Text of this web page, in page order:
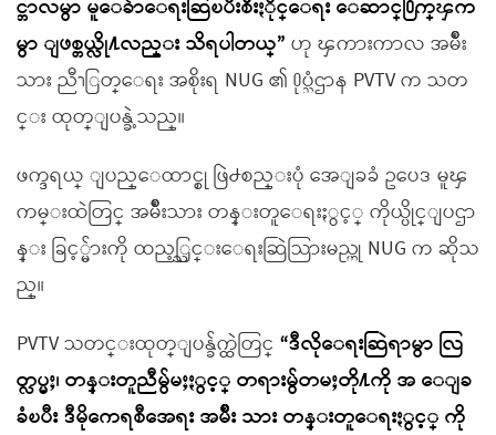
င္ဘာလမွာ မူေခ်ာေရးဆြဲၿပီးစီးႏိုင္ေရး ေဆာင္႐ြက္ၾက
မွာ ျဖစ္တယ္လို႔လည္း သိရပါတယ္” ဟု ၾကားကာလ အမ်ိဳး
သား ညီၫြတ္ေရး အစိုးရ NUG ၏ ႐ုပ္သံဌာန PVTV က သတ
င္း ထုတ္ျပန္ခဲ့သည္။
ဖက္ဒရယ္ ျပည္ေထာင္စု ဖြဲ႕စည္းပုံ အေျခခံ ဥပေဒ မူၾ
ကမ္းထဲတြင္ အမ်ိဳးသား တန္းတူေရးႏွင့္ ကိုယ္ပိုင္ျပဌာ
န္း ခြင့္မ်ားကို ထည့္သြင္းေရးဆြဲသြားမည္ဟု NUG က ဆိုသ
ည္။
PVTV သတင္းထုတ္ျပန္ခ်က္ထဲတြင္ “ဒီလိုေရးဆြဲရာမွာ လြ
တ္လပ္မႈ၊ တန္းတူညီမွ်မႈႏွင့္ တရားမွ်တမႈတို႔ကို အ ေျခ
ခံၿပီး ဒီမိုကေရစီအေရး အမ်ိဳး သား တန္းတူေရးႏွင့္ ကို